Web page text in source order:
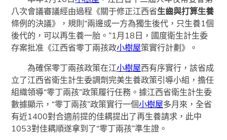
八次會議審議經由過程《關于修正江西省生齒與打算生養
條例的決議》，規則“兩邊或一方為獨生後代，只生養1個
後代的，可以再生養一胎。”1月18日，國度衛生計生委
存案批准《江西省零丁兩孩政小樹屋策實行計劃》。
為確保零丁兩孩政策在江小樹屋西有序實行，該省成
立了江西省衛生計生委調劑完美生養政策引導小組，擔任
組織領導“零丁兩孩”政策履行任務。據江西省衛生計生委
數據顯示，“零丁兩孩”政策實行一個小樹屋多月來，全省
有近1400對合適前提的佳耦提出了再生養請求，此中
1053對佳耦順遂拿到了“零丁兩孩”準生證。